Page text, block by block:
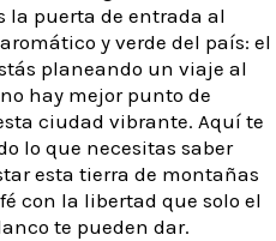
la puerta de entrada al
y verde del país: el
planeando un viaje al
hay mejor punto de
ciudad vibrante. Aquí te
lo que necesitas saber
esta tierra de montañas
con la libertad que solo el
te pueden dar.